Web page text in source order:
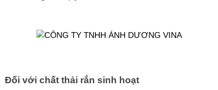
Đối với chất thải rắn sinh hoạt